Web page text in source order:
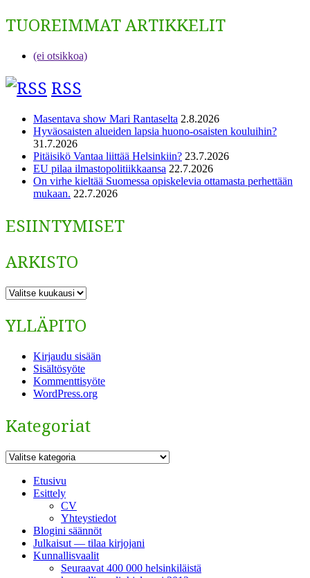
TUOREIMMAT ARTIKKELIT
(ei otsikkoa)
RSS
Masentava show Mari Rantaselta 2.8.2026
Hyväosaisten alueiden lapsia huono-osaisten kouluihin?
31.7.2026
Pitäisikö Vantaa liittää Helsinkiin? 23.7.2026
EU pilaa ilmastopolitiikkaansa 22.7.2026
On virhe kieltää Suomessa opiskelevia ottamasta perhettään
mukaan. 22.7.2026
ESIINTYMISET
ARKISTO
ARKISTO
YLLÄPITO
Kirjaudu sisään
Sisältösyöte
Kommenttisyöte
WordPress.org
Kategoriat
Kategoriat
Etusivu
Esittely
CV
Yhteystiedot
Blogini säännöt
Julkaisut — tilaa kirjojani
Kunnallisvaalit
Seuraavat 400 000 helsinkiläistä